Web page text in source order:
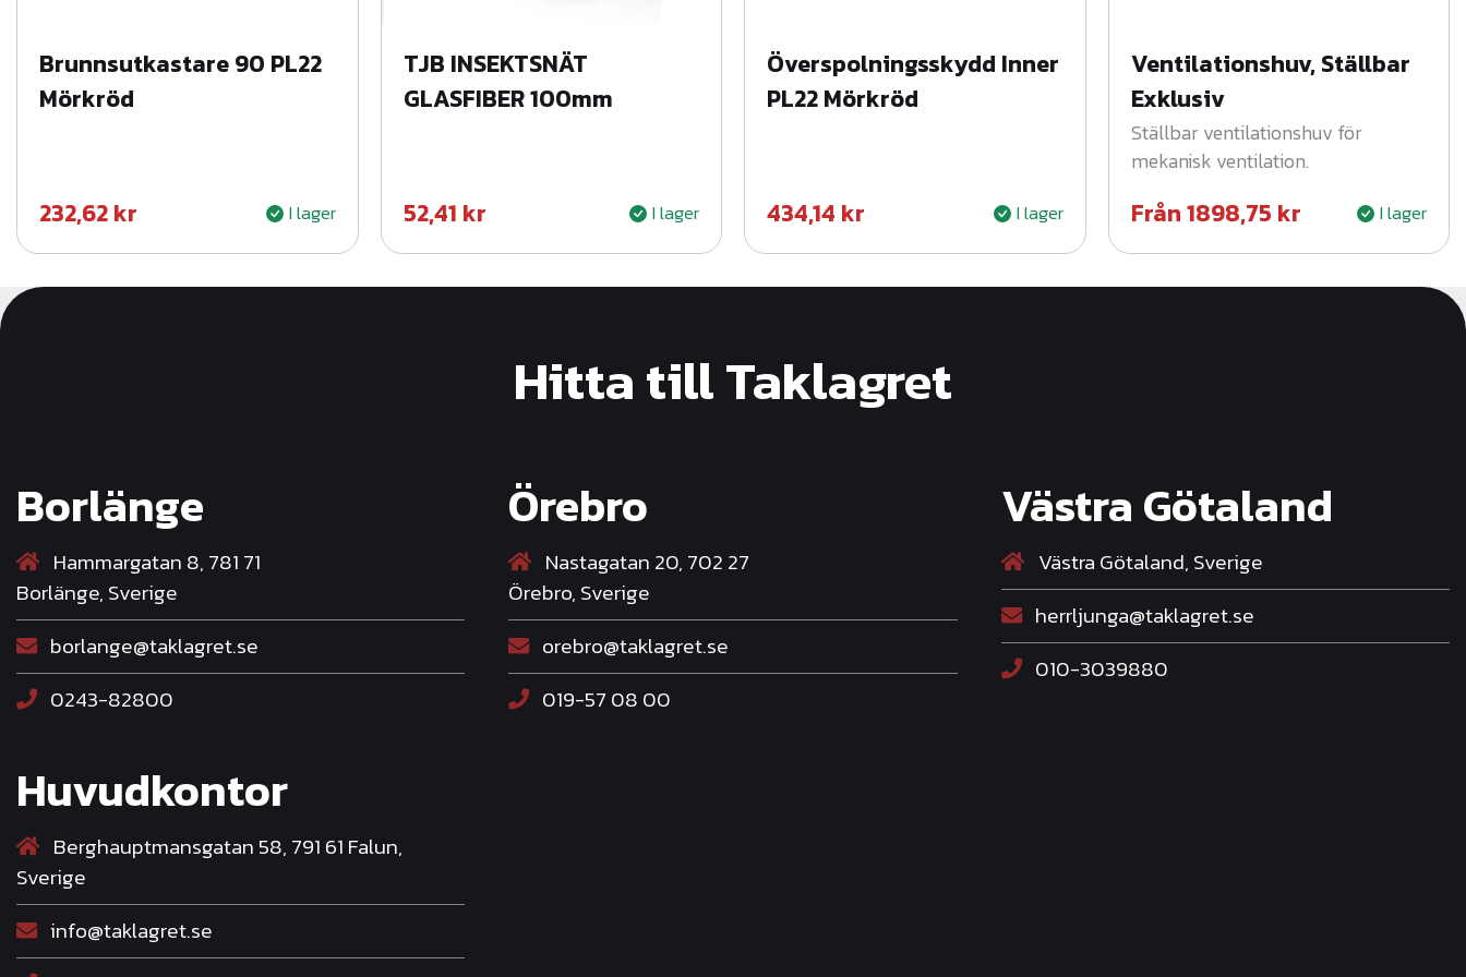
Brunnsutkastare 90 PL22
Mörkröd
232,62kr I lager
TJB INSEKTSNÄT
GLASFIBER 100mm
52,41 kr I lager
Överspolningsskydd Inner
PL22 Mörkröd
434,14 kr I lager
Ventilationshuv, Ställbar
Exklusiv
Ställbar ventilationshuv för
mekanisk ventilation.
Från1898,75 kr I lager
Hitta till Taklagret
Borlänge
Hammargatan 8, 781 71
Borlänge, Sverige
borlange@taklagret.se
0243-82800
Örebro
Nastagatan 20, 702 27
Örebro, Sverige
orebro@taklagret.se
019-57 08 00
Västra Götaland
Västra Götaland, Sverige
herrljunga@taklagret.se
010-3039880
Huvudkontor
Berghauptmansgatan 58, 791 61 Falun,
Sverige
info@taklagret.se